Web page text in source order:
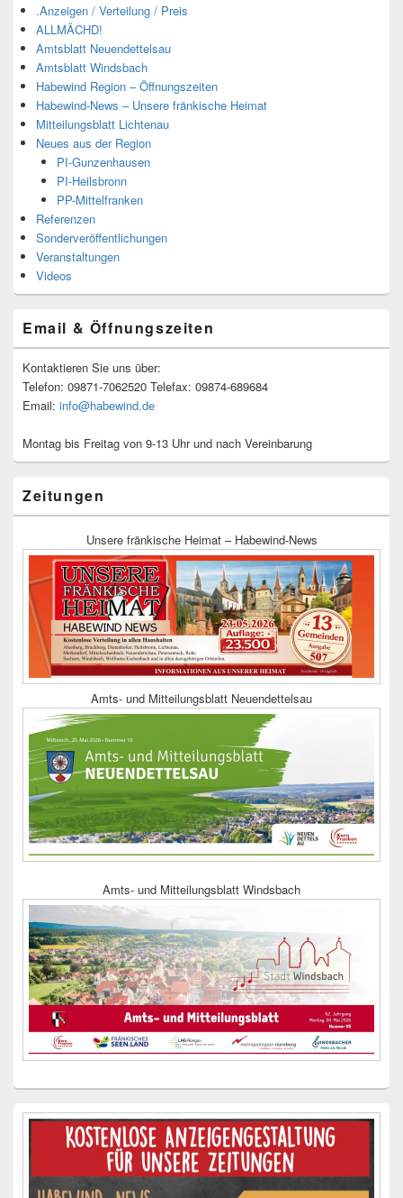
.Anzeigen / Verteilung / Preis
ALLMÄCHD!
Amtsblatt Neuendettelsau
Amtsblatt Windsbach
Habewind Region – Öffnungszeiten
Habewind-News – Unsere fränkische Heimat
Mitteilungsblatt Lichtenau
Neues aus der Region
PI-Gunzenhausen
PI-Heilsbronn
PP-Mittelfranken
Referenzen
Sonderveröffentlichungen
Veranstaltungen
Videos
Email & Öffnungszeiten
Kontaktieren Sie uns über:
Telefon: 09871-7062520 Telefax: 09874-689684
Email: info@habewind.de
Montag bis Freitag von 9-13 Uhr und nach Vereinbarung
Zeitungen
Unsere fränkische Heimat – Habewind-News
Amts- und Mitteilungsblatt Neuendettelsau
Amts- und Mitteilungsblatt Windsbach